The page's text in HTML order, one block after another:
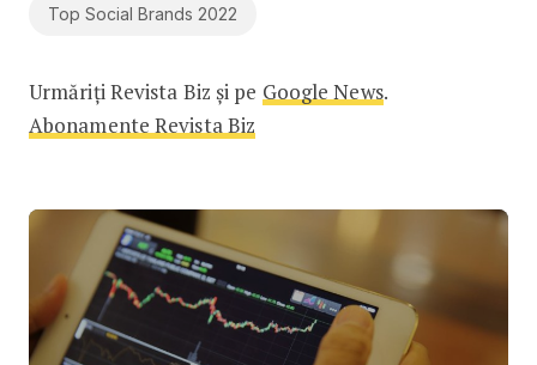
Top Social Brands 2022
Urmăriți Revista Biz și pe Google News.
Abonamente Revista Biz